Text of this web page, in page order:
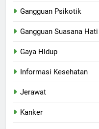
Gangguan Psikotik
Gangguan Suasana Hati
Gaya Hidup
Informasi Kesehatan
Jerawat
Kanker